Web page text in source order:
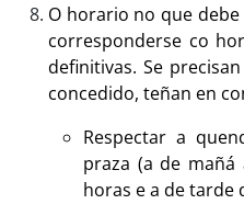
O horario no que
corresponderse co
definitivas. Se
concedido, teñan en
Respectar a
praza (a de mañá
horas e a de tarde